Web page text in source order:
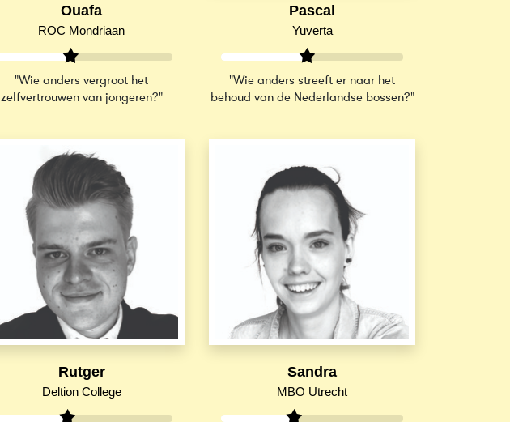
Ouafa
ROC Mondriaan
"Wie anders vergroot het
zelfvertrouwen van jongeren?"
Pascal
Yuverta
"Wie anders streeft er naar het
behoud van de Nederlandse bossen?"
Rutger
Deltion College
Sandra
MBO Utrecht